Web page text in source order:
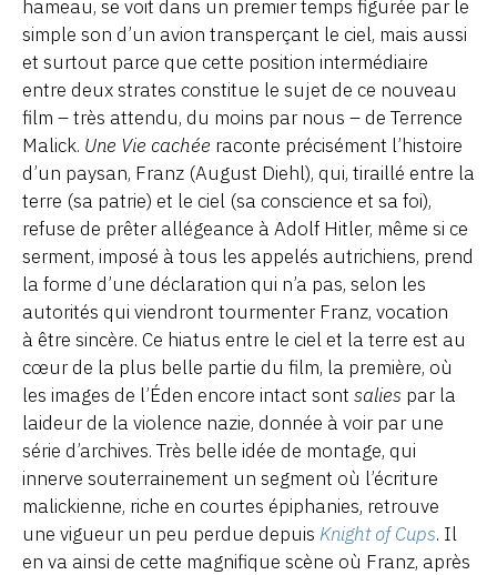
hameau, se voit dans un premier temps figurée par le
simple son d’un avion transperçant le ciel, mais aussi
et surtout parce que cette position intermédiaire
entre deux strates constitue le sujet de ce nouveau
film – très attendu, du moins par nous – de Terrence
Malick. Une Vie cachée raconte précisément l’histoire
d’un paysan, Franz (August Diehl), qui, tiraillé entre la
terre (sa patrie) et le ciel (sa conscience et sa foi),
refuse de prêter allégeance à Adolf Hitler, même si ce
serment, imposé à tous les appelés autrichiens, prend
la forme d’une déclaration qui n’a pas, selon les
autorités qui viendront tourmenter Franz, vocation
à être sincère. Ce hiatus entre le ciel et la terre est au
cœur de la plus belle partie du film, la première, où
les images de l’Éden encore intact sont salies par la
laideur de la violence nazie, donnée à voir par une
série d’archives. Très belle idée de montage, qui
innerve souterrainement un segment où l’écriture
malickienne, riche en courtes épiphanies, retrouve
une vigueur un peu perdue depuis Knight of Cups. Il
en va ainsi de cette magnifique scène où Franz, après